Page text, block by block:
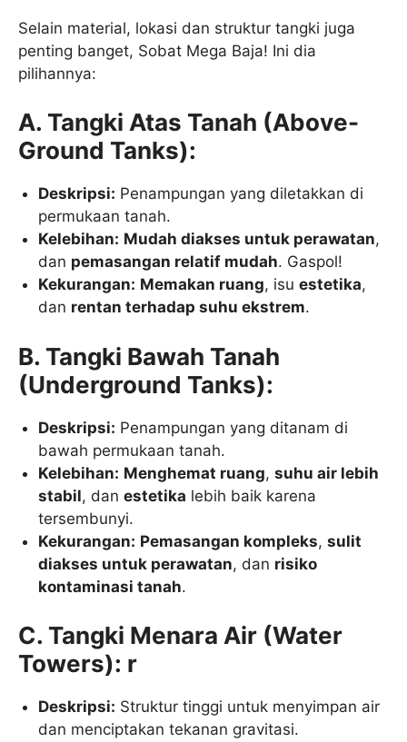
Selain material, lokasi dan struktur tangki juga
penting banget, Sobat Mega Baja! Ini dia
pilihannya:
A. Tangki Atas Tanah (Above-
Ground Tanks):
Deskripsi: Penampungan yang diletakkan di
permukaan tanah.
Kelebihan: Mudah diakses untuk perawatan,
dan pemasangan relatif mudah. Gaspol!
Kekurangan: Memakan ruang, isuestetika,
dan rentan terhadap suhu ekstrem.
B. Tangki Bawah Tanah
(Underground Tanks):
Deskripsi: Penampungan yang ditanam di
bawah permukaan tanah.
Kelebihan: Menghemat ruang,suhu air lebih
stabil, danestetika lebih baik karena
tersembunyi.
Kekurangan: Pemasangan kompleks,sulit
diakses untuk perawatan, dan risiko
kontaminasi tanah.
C. Tangki Menara Air (Water
Towers): r
Deskripsi: Struktur tinggi untuk menyimpan air
dan menciptakan tekanan gravitasi.